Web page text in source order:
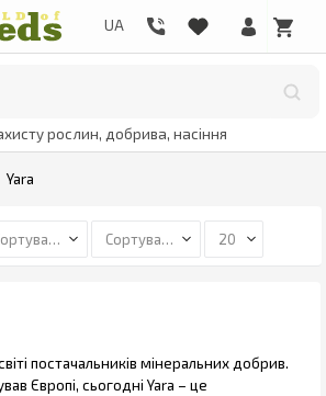
рослин, добрива, насіння
Yara
постачальників мінеральних добрив.
Європі, сьогодні Yara – це